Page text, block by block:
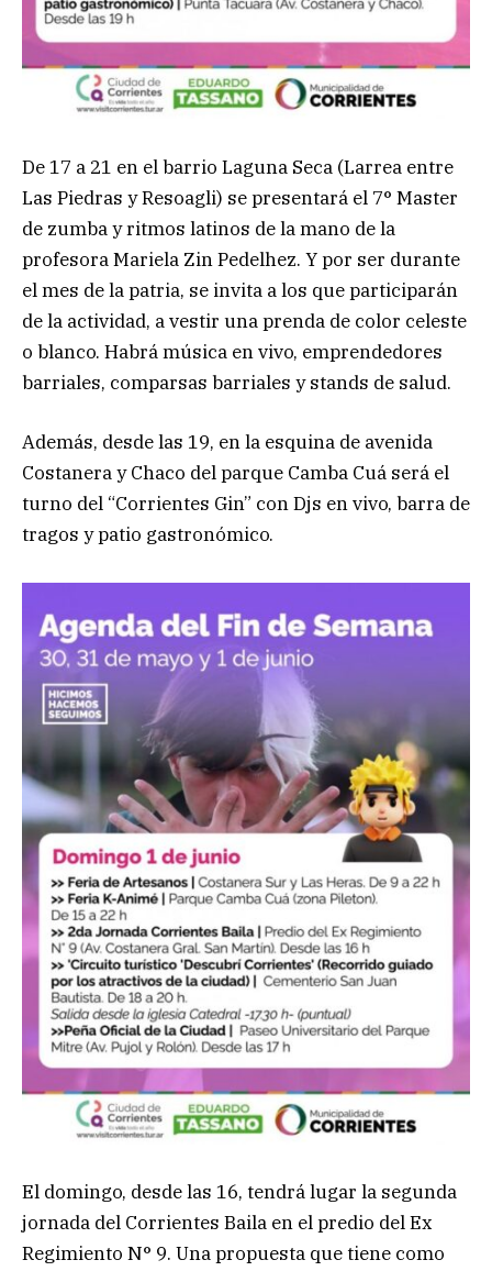
De 17 a 21 en el barrio Laguna Seca (Larrea entre
Las Piedras y Resoagli) se presentará el 7° Master
de zumba y ritmos latinos de la mano de la
profesora Mariela Zin Pedelhez. Y por ser durante
el mes de la patria, se invita a los que participarán
de la actividad, a vestir una prenda de color celeste
o blanco. Habrá música en vivo, emprendedores
barriales, comparsas barriales y stands de salud.
Además, desde las 19, en la esquina de avenida
Costanera y Chaco del parque Camba Cuá será el
turno del “Corrientes Gin” con Djs en vivo, barra de
tragos y patio gastronómico.
El domingo, desde las 16, tendrá lugar la segunda
jornada del Corrientes Baila en el predio del Ex
Regimiento N° 9. Una propuesta que tiene como